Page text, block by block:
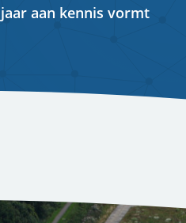
aan kennis vormt